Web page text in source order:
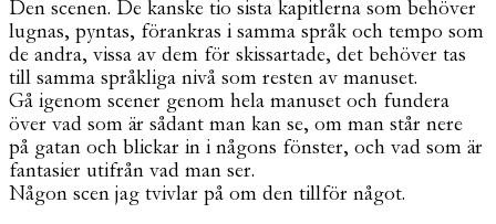
Den scenen. De kanske tio sista kapitlerna som behöver
lugnas, pyntas, förankras i samma språk och tempo som
de andra, vissa av dem för skissartade, det behöver tas
till samma språkliga nivå som resten av manuset.
Gå igenom scener genom hela manuset och fundera
över vad som är sådant man kan se, om man står nere
på gatan och blickar in i någons fönster, och vad som är
fantasier utifrån vad man ser.
Någon scen jag tvivlar på om den tillför något.